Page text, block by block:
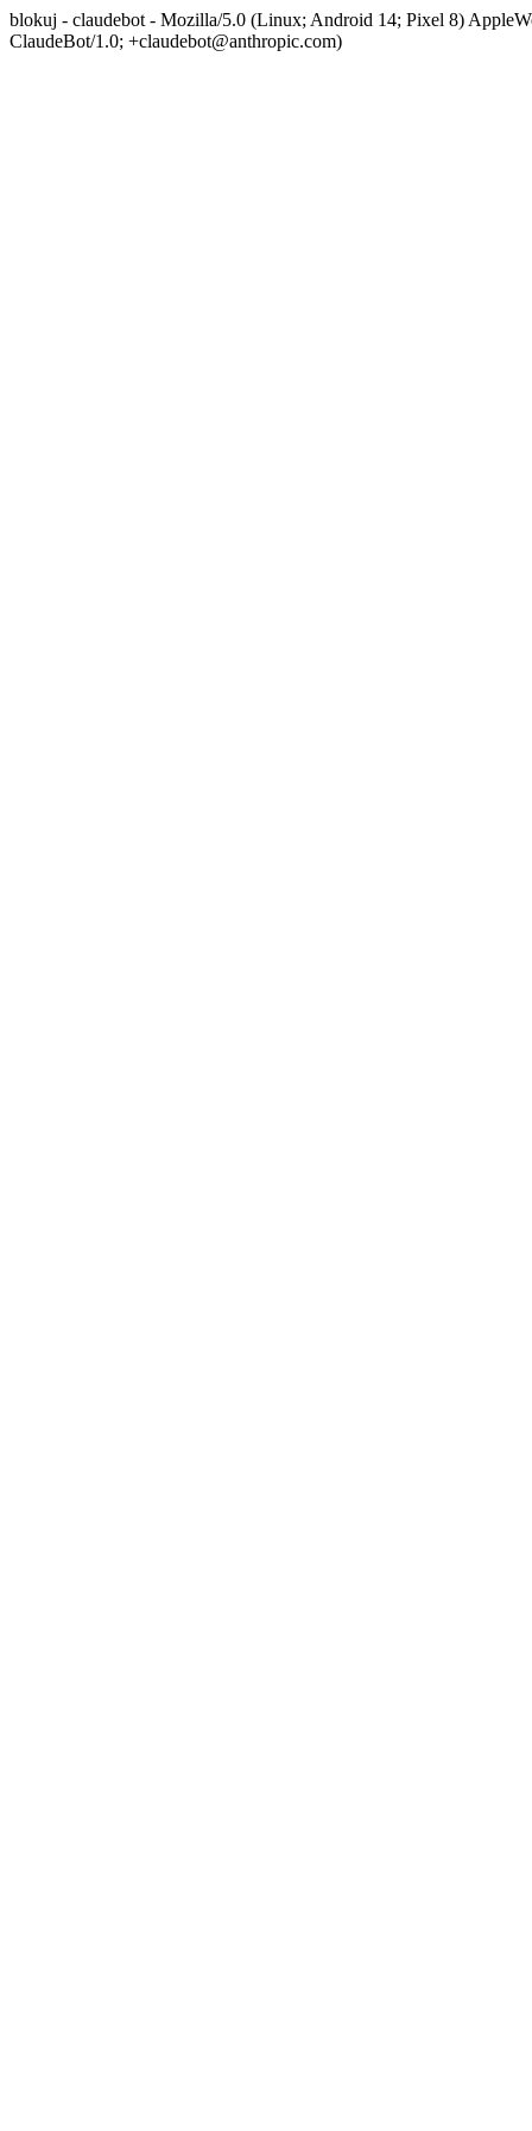
blokuj - claudebot - Mozilla/5.0 (Linux; Android 14; Pixel 8)
ClaudeBot/1.0; +claudebot@anthropic.com)